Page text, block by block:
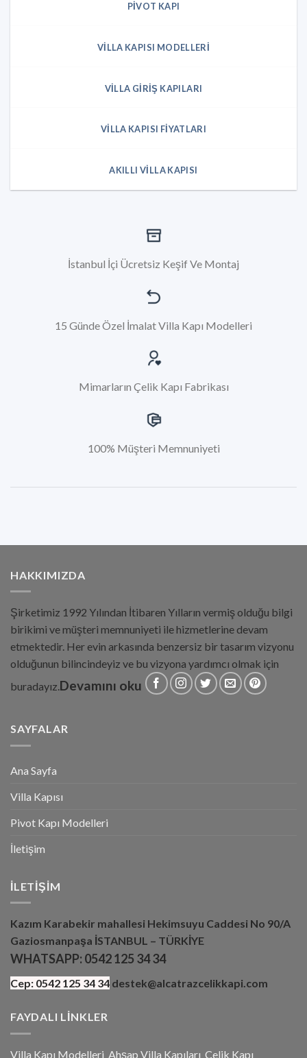
PIVOT KAPI
VILLA KAPISI MODELLERI
VILLA GIRIŞ KAPILARI
VILLA KAPISI FIYATLARI
AKILLI VILLA KAPISI
İstanbul İçi Ücretsiz Keşif Ve Montaj
15 Günde Özel İmalat Villa Kapı Modelleri
Mimarların Çelik Kapı Fabrikası
100% Müşteri Memnuniyeti
HAKKIMIZDA
Şirketimiz 1992 Yılından İtibaren Yılların vermiş olduğu bilgi
birikimi ve müşteri memnuniyeti ile hizmetlerine devam
etmektedir. Her evin arkasında benzersiz bir tasarım vizyonu
olduğunun bilincindeyiz ve bu vizyona yardımcı olmak için
buradayız.Devamını oku
SAYFALAR
Ana Sayfa
Villa Kapısı
Pivot Kapı Modelleri
İletişim
İLETIŞIM
Kazım Karabekir mahallesi Hekimsuyu Caddesi No 90/A
Gaziosmanpaşa İSTANBUL – TÜRKİYE
WHATSAPP: 0542 125 34 34
Cep: 0542 125 34 34 destek@alcatrazcelikkapi.com
FAYDALI LINKLER
Villa Kapı Modelleri Ahşap Villa Kapıları Çelik Kapı